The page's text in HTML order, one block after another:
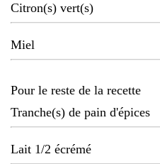
Citron(s) vert(s)
Miel
Pour le reste de la recette
Tranche(s) de pain d'épices
Lait 1/2 écrémé